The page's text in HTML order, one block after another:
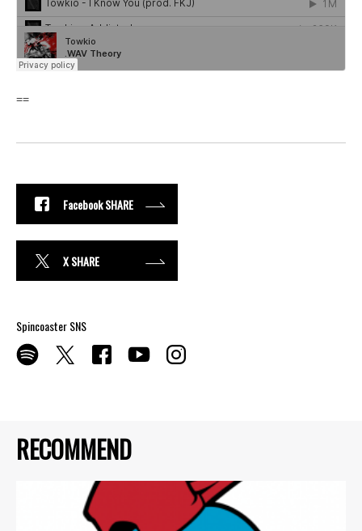
RECOMMEND
==
Facebook SHARE
X SHARE
Spincoaster SNS